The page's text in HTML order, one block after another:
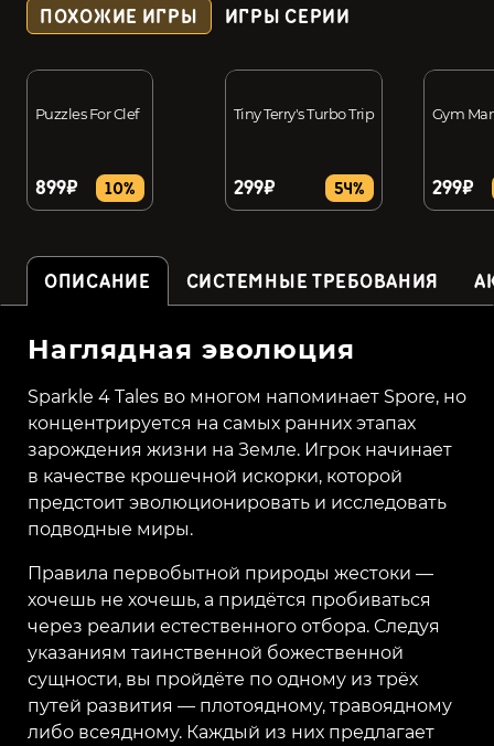
ПОХОЖИЕ ИГРЫ ИГРЫ СЕРИИ
Puzzles For Clef
899₽ 10%
Tiny Terry's Turbo Trip
299₽ 54%
Gym
299₽
ОПИСАНИЕ СИСТЕМНЫЕ ТРЕБОВАНИЯ
Наглядная эволюция
Sparkle 4 Tales во многом напоминает Spore, но
концентрируется на самых ранних этапах
зарождения жизни на Земле. Игрок начинает
в качестве крошечной искорки, которой
предстоит эволюционировать и исследовать
подводные миры.
Правила первобытной природы жестоки —
хочешь не хочешь, а придётся пробиваться
через реалии естественного отбора. Следуя
указаниям таинственной божественной
сущности, вы пройдёте по одному из трёх
путей развития — плотоядному, травоядному
либо всеядному. Каждый из них предлагает